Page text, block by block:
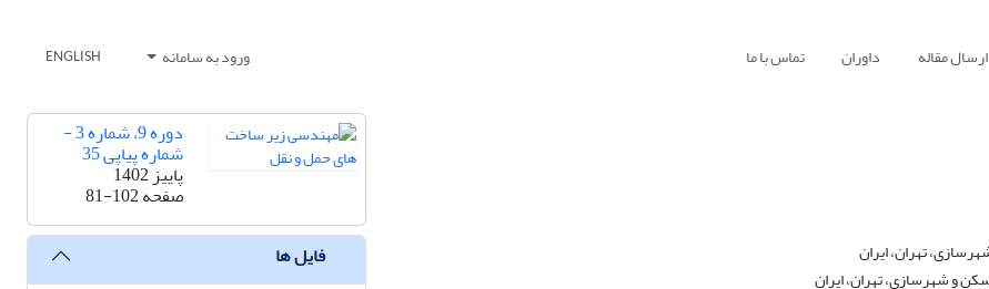
ارسال مقاله داوران تماس با ما ورود به سامانه ENGLISH
دوره 9، شماره 3 -
شماره پیاپی 35
پاییز 1402
صفحه81-102
فایل ها